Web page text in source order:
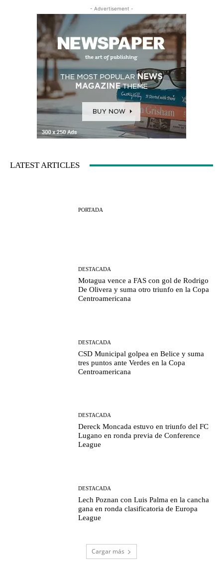
- Advertisement -
LATEST ARTICLES
PORTADA
DESTACADA
Motagua vence a FAS con gol de Rodrigo
De Olivera y suma otro triunfo en la Copa
Centroamericana
DESTACADA
CSD Municipal golpea en Belice y suma
tres puntos ante Verdes en la Copa
Centroamericana
DESTACADA
Dereck Moncada estuvo en triunfo del FC
Lugano en ronda previa de Conference
League
DESTACADA
Lech Poznan con Luis Palma en la cancha
gana en ronda clasificatoria de Europa
League
Cargar más